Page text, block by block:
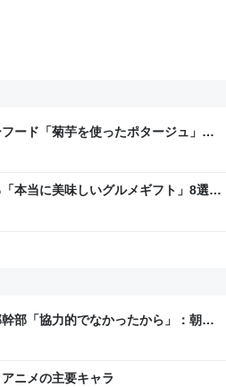
ード「菊芋を使ったポタージュ」の
本当に美味しいグルメギフト」8選 |
部「協力的でなかったから」：朝日
ニメの主要キャラ